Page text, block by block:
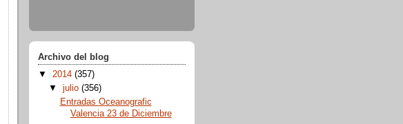
Archivo del blog
▼ 2014 (357)
▼julio(356)
Entradas Oceanografic
Valencia 23 de Diciembre